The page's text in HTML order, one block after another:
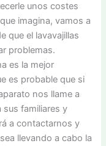
unos costes
imagina, vamos a
que el lavavajillas
problemas.
es la mejor
es probable que si
nos llame a
familiares y
a contactarnos y
llevando a cabo la